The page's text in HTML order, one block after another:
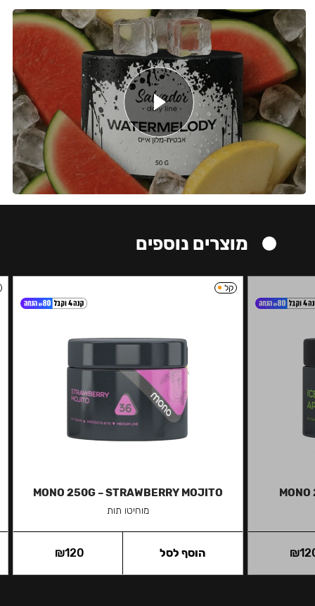
מוצרים נוספים
₪
קל
MONO 250G – STRAWBERRY MOJITO
מוחיטו תות
₪120 הוסף לסל